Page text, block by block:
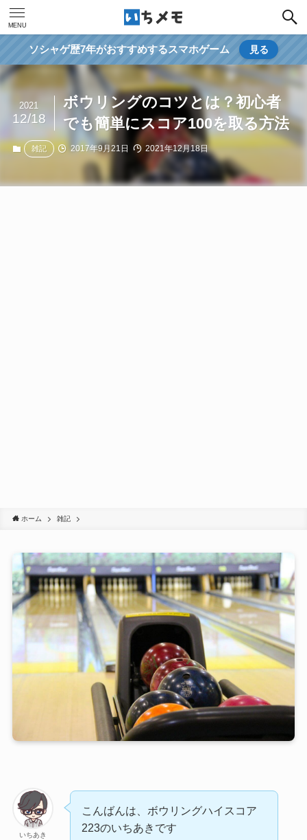
MENU
ソシャゲ歴7年がおすすめするスマホゲーム 見る
ボウリングのコツとは？初心者
でも簡単にスコア100を取る方法
2021
12/18
雑記 2017年9月21日 2021年12月18日
ホーム 雑記
いちあき
こんばんは、ボウリングハイスコア
223のいちあきです